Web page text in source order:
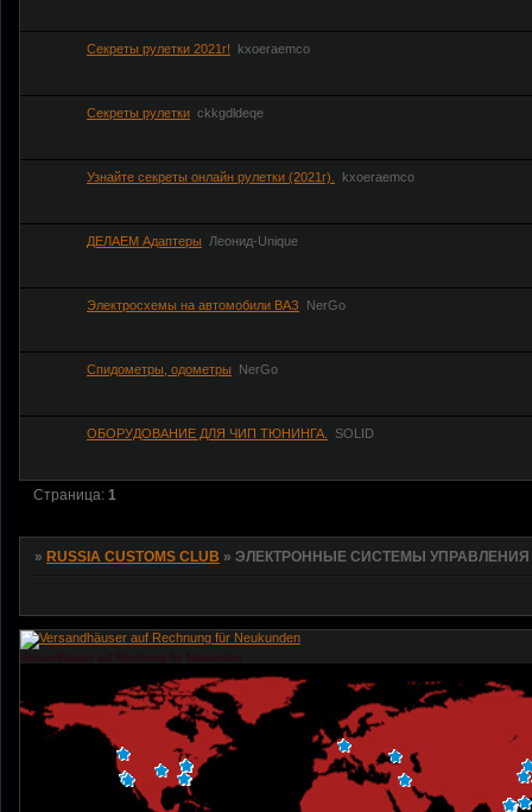
Секреты рулетки 2021г! kxoeraemco
Секреты рулетки ckkgdldeqe
Узнайте секреты онлайн рулетки (2021г). kxoeraemco
ДЕЛАЕМ Адаптеры Леонид-Unique
Электросхемы на автомобили ВАЗ NerGo
Спидометры, одометры NerGo
ОБОРУДОВАНИЕ ДЛЯ ЧИП ТЮНИНГА. SOLID
Страница: 1
» RUSSIA CUSTOMS CLUB »ЭЛЕКТРОННЫЕ СИСТЕМЫ УПРАВЛЕНИЯ